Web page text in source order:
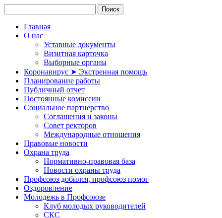
Главная
О нас
Уставные документы
Визитная карточка
Выборные органы
Коронавирус ➤ Экстренная помощь
Планирование работы
Публичный отчет
Постоянные комиссии
Социальное партнерство
Соглашения и законы
Совет ректоров
Международные отношения
Правовые новости
Охрана труда
Нормативно-правовая база
Новости охраны труда
Профсоюз добился, профсоюз помог
Оздоровление
Молодежь в Профсоюзе
Клуб молодых руководителей
СКС